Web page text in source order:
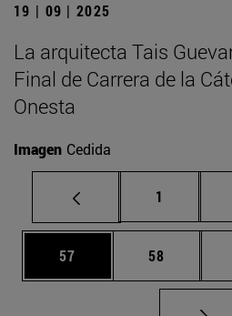
19 | 09 | 2025
La arquitecta Tais
Final de Carrera de la
Onesta
Imagen Cedida
Página
1
Página
57 Página
58